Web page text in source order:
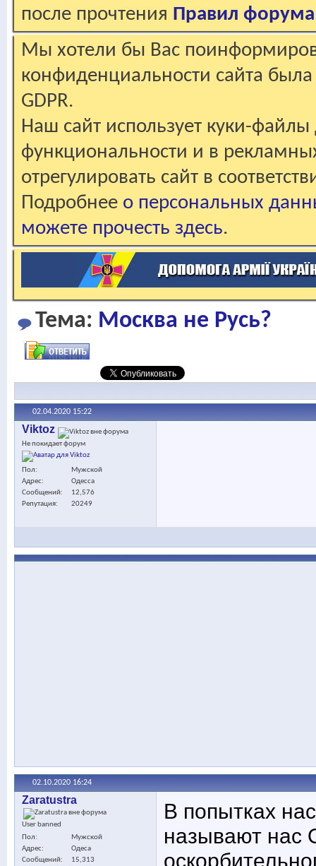
после прочтения Правил форума
Мы хотели бы Вас
конфиденциальности сайта
GDPR.
Наш сайт использует куки-файлы
функциональности и в
отрегулировать сайт в
Подробнее о персональных
можете прочесть здесь.
Тема: Москва не Русь?
02.04.2020 15:22
Viktoz
Не покидает форум
Пол
Мужской
Адрес
Одесса
Сообщений
12,576
Репутация
20249
02.10.2020 16:24
Zaratustra
User banned
Пол
Мужской
Адрес
Одеса
Сообщений
15,313
В попытках
называют нас